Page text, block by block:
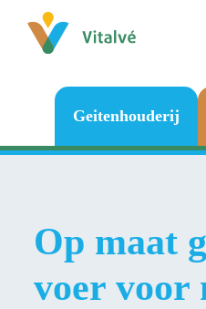
Geitenhouderij
Op maat
voer voor